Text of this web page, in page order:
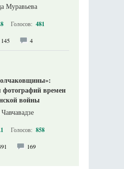
Муравьева
Голосов: 481
4
времен
войны
Голосов: 858
169